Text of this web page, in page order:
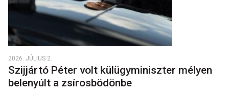
2026. JÚLIUS 2.
Szijjártó Péter volt külügyminiszter mélyen
belenyúlt a zsírosbödönbe